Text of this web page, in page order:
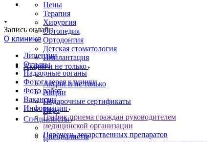
Запись онлайн
О клинике
Лицензии
Отзывы
Надзорные органы
Фотогалерея клиники
Фото работ
Вакансии
Информация
График приема граждан руководителем
медицинской организации
Перечень лекарственных препаратов
Цены
Терапия
Хирургия
Ортопедия
Ортодонтия
Детская стоматология
Имплантация
Акции и не только
Акции и не только
Акции
Подарочные сертификаты
Игра
Специалисты
Специалисты